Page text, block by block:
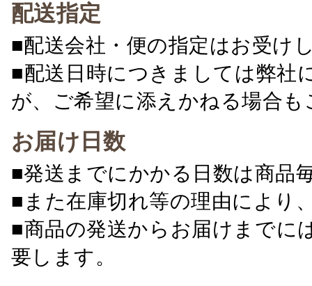
配送指定
■配送会社・便の指定はお受け
■配送日時につきましては弊社
が、ご希望に添えかねる場合
お届け日数
■発送までにかかる日数は商品
■また在庫切れ等の理由により
■商品の発送からお届けまでに
要します。